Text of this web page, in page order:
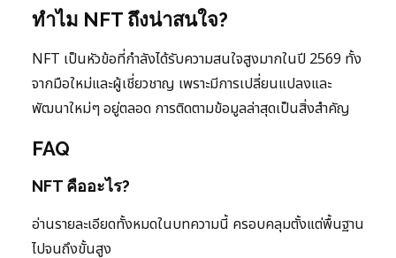
ทำไม NFT ถึงน่าสนใจ?
NFT เป็นหัวข้อที่กำลังได้รับความสนใจสูงมากในปี 2569 ทั้ง
จากมือใหม่และผู้เชี่ยวชาญ เพราะมีการเปลี่ยนแปลงและ
พัฒนาใหม่ๆ อยู่ตลอด การติดตามข้อมูลล่าสุดเป็นสิ่งสำคัญ
FAQ
NFT คืออะไร?
อ่านรายละเอียดทั้งหมดในบทความนี้ ครอบคลุมตั้งแต่พื้นฐาน
ไปจนถึงขั้นสูง